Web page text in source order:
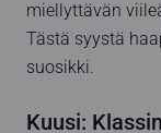
miellyttävän
Tästä syystä
suosikki.
Kuusi: